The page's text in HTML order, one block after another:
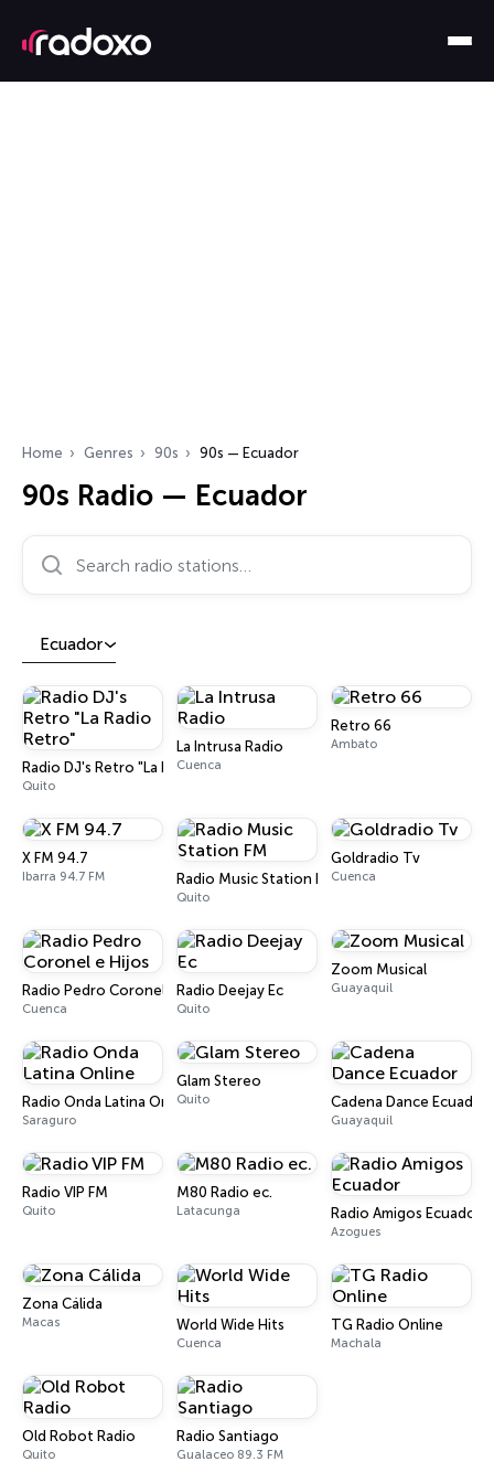
Home Genres 90s 90s — Ecuador
90s Radio — Ecuador
Search radio stations…
Ecuador
Radio DJ's Retro "La Radio Retro"
Quito
La Intrusa Radio
Cuenca
Retro 66
Ambato
X FM 94.7
Ibarra 94.7 FM Radio Music Station FM
Quito
Goldradio Tv
Cuenca
Radio Pedro Coronel e Hijos
Cuenca
Radio Deejay Ec
Quito
Zoom Musical
Guayaquil
Radio Onda Latina Online
Saraguro
Glam Stereo
Quito Cadena Dance Ecuador
Guayaquil
Radio VIP FM
Quito
M80 Radio ec.
Latacunga Radio Amigos Ecuador
Azogues
Zona Cálida
Macas World Wide Hits
Cuenca
TG Radio Online
Machala
Old Robot Radio
Quito
Radio Santiago
Gualaceo 89.3 FM